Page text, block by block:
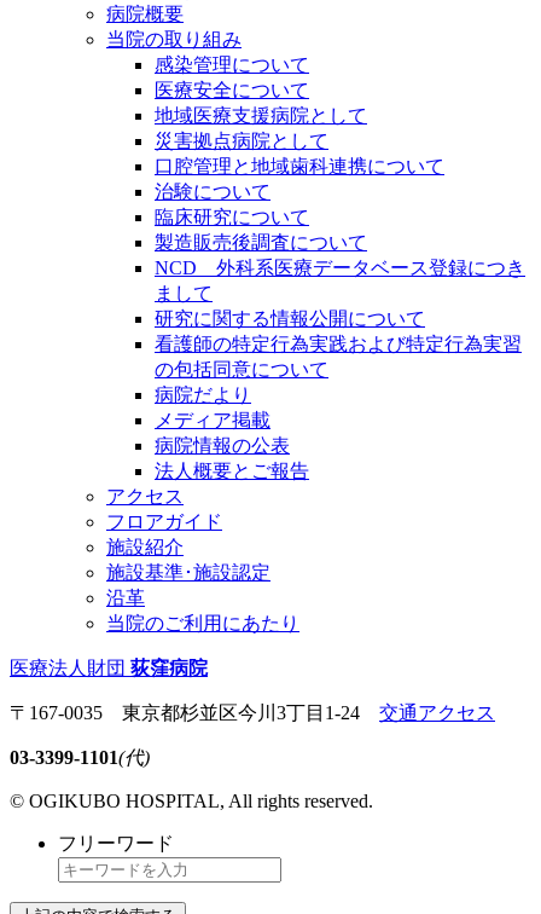
病院概要
当院の取り組み
感染管理について
医療安全について
地域医療支援病院として
災害拠点病院として
口腔管理と地域歯科連携について
治験について
臨床研究について
製造販売後調査について
NCD 外科系医療データベース登録につき
まして
研究に関する情報公開について
看護師の特定行為実践および特定行為実習
の包括同意について
病院だより
メディア掲載
病院情報の公表
法人概要とご報告
アクセス
フロアガイド
施設紹介
施設基準･施設認定
沿革
当院のご利用にあたり
医療法人財団 荻窪病院
〒167-0035 東京都杉並区今川3丁目1-24 交通アクセス
03-3399-1101(代)
© OGIKUBO HOSPITAL, All rights reserved.
フリーワード